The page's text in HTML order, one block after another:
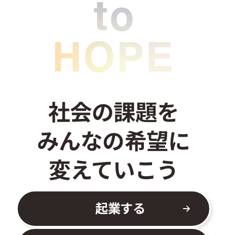
社会の課題を
みんなの希望に
変えていこう
起業する